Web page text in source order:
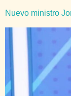
Nuevo ministro